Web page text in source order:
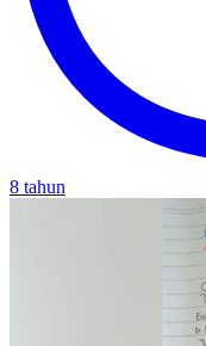
8 tahun